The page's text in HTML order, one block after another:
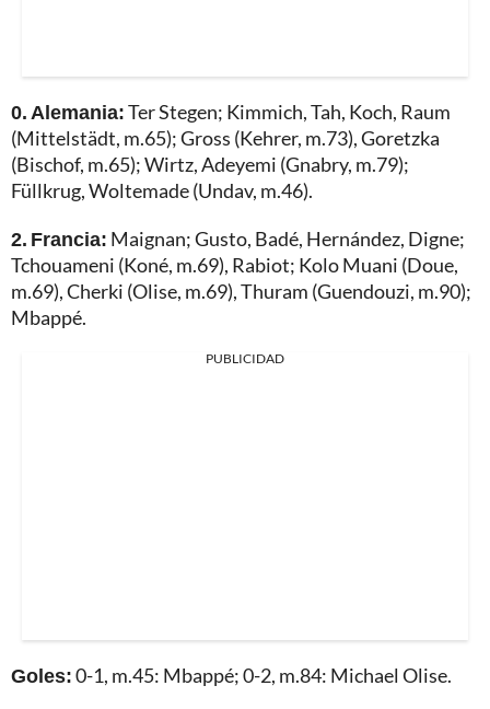
0. Alemania:Ter Stegen; Kimmich, Tah, Koch, Raum
(Mittelstädt, m.65); Gross (Kehrer, m.73), Goretzka
(Bischof, m.65); Wirtz, Adeyemi (Gnabry, m.79);
Füllkrug, Woltemade (Undav, m.46).
2. Francia: Maignan; Gusto, Badé, Hernández, Digne;
Tchouameni (Koné, m.69), Rabiot; Kolo Muani (Doue,
m.69), Cherki (Olise, m.69), Thuram (Guendouzi, m.90);
Mbappé.
PUBLICIDAD
Goles:0-1, m.45: Mbappé; 0-2, m.84: Michael Olise.